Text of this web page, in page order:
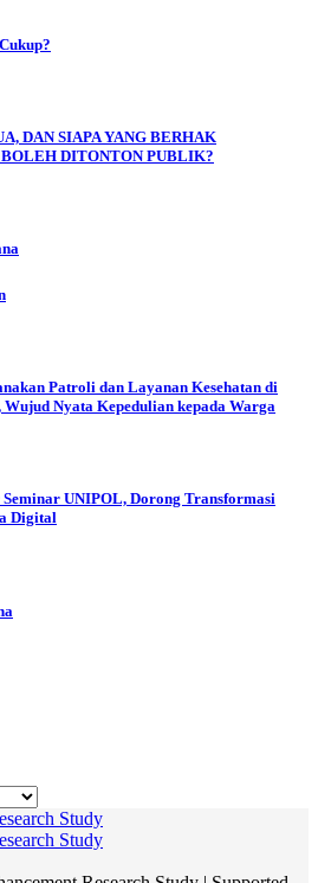
DAN SIAPA YANG BERHAK
DITONTON PUBLIK?
Patroli dan Layanan Kesehatan di
Wujud Nyata Kepedulian kepada Warga
UNIPOL, Dorong Transformasi
Digital